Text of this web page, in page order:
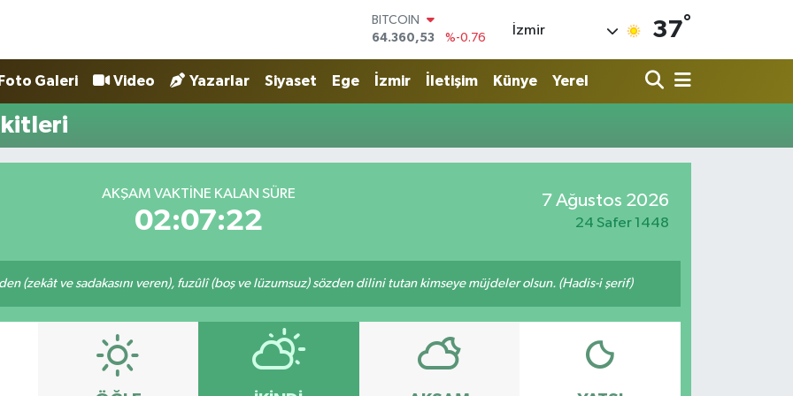
BITCOIN
64.360,53
%-0.76
47,7069
%0.17
GRAM ALTIN
İzmir 37°
Foto Galeri Video Yazarlar Siyaset Ege İzmir İletişim Künye Yerel
AKŞAM VAKTINE KALAN SÜRE
02:07:22
7 Ağustos 2026
24 Safer 1448
(zekât ve sadakasını veren), fuzûlî (boş ve lüzumsuz) sözden dilini tutan kimseye müjdeler olsun. (Hadis-i şerif)